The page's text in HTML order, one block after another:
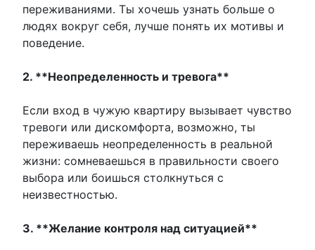
переживаниями. Ты хочешь узнать больше о
людях вокруг себя, лучше понять их мотивы и
поведение.
2. **Неопределенность и тревога**
Если вход в чужую квартиру вызывает чувство
тревоги или дискомфорта, возможно, ты
переживаешь неопределенность в реальной
жизни: сомневаешься в правильности своего
выбора или боишься столкнуться с
неизвестностью.
3. **Желание контроля над ситуацией**